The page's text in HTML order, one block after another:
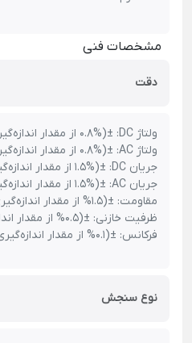
مشخصات فنی
دقت
ولتاژ DC:
±(0.8% از مقدار اندازه‌گیری‌شده + 3 رقم)
ولتاژ AC:
±(0.8% از مقدار اندازه‌گیری‌شده + 3 رقم)
جریان DC:
±(1.5% از مقدار اندازه‌گیری‌شده + 5 رقم)
جریان AC:
±(1.5% از مقدار اندازه‌گیری‌شده + 5 رقم)
مقاومت: ±(1.5% از مقدار اندازه‌گیری‌شده + 3 رقم)
ظرفیت خازنی: ±(0.5% از مقدار اندازه‌گیری‌شده + 3 رقم)
فرکانس: ±(0.1% از مقدار اندازه‌گیری‌شده + 1 رقم)
نوع سنجش